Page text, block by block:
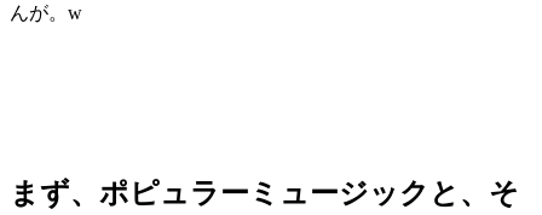
んが。w
まず、 ポピュラーミュージック と、 そ